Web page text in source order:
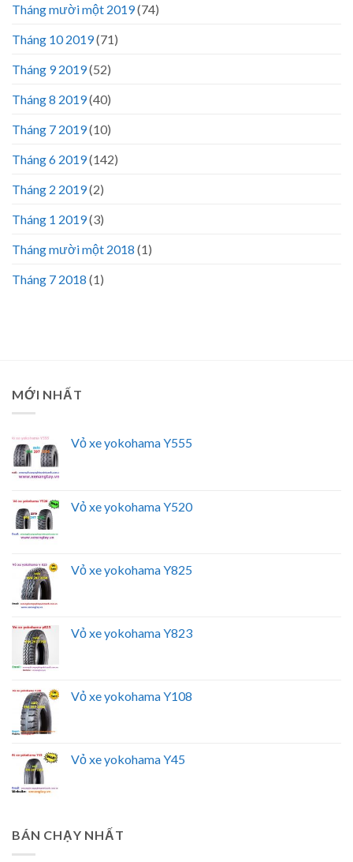
Tháng mười một 2019(74)
Tháng 10 2019(71)
Tháng 9 2019(52)
Tháng 8 2019(40)
Tháng 7 2019(10)
Tháng 6 2019(142)
Tháng 2 2019(2)
Tháng 1 2019(3)
Tháng mười một 2018 (1)
Tháng 7 2018 (1)
MỚI NHẤT
Vỏ xe yokohama Y555
Vỏ xe yokohama Y520
Vỏ xe yokohama Y825
Vỏ xe yokohama Y823
Vỏ xe yokohama Y108
Vỏ xe yokohama Y45
BÁN CHẠY NHẤT